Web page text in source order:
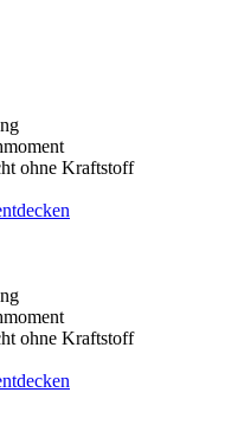
ohne Kraftstoff
ohne Kraftstoff